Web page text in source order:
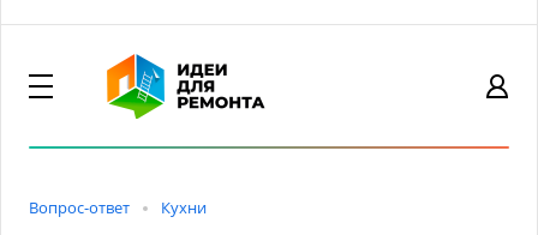
Вопрос-ответ Кухни